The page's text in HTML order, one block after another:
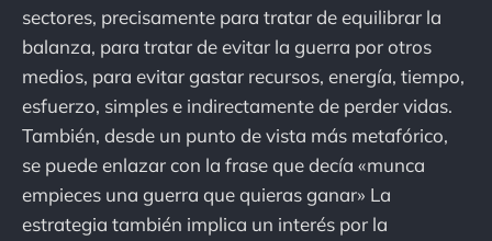
sectores, precisamente para tratar de equilibrar la
balanza, para tratar de evitar la guerra por otros
medios, para evitar gastar recursos, energía, tiempo,
esfuerzo, simples e indirectamente de perder vidas.
También, desde un punto de vista más metafórico,
se puede enlazar con la frase que decía «munca
empieces una guerra que quieras ganar» La
estrategia también implica un interés por la